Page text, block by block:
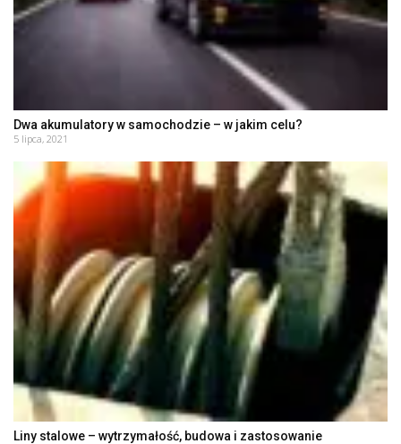
Dwa akumulatory w samochodzie – w jakim celu?
5 lipca, 2021
Liny stalowe – wytrzymałość, budowa i zastosowanie